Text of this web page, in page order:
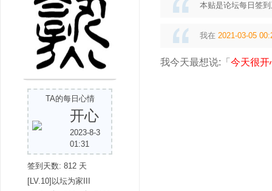
TA的每日心情
开心
2023-8-3
01:31
签到天数: 812 天
[LV.10]以坛为家III
本贴是论坛每日签
我在 2021-03-05
我今天最想说:「 今天很开